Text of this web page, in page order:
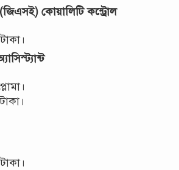
(জিএসই) কোয়ালিটি কন্ট্রোল